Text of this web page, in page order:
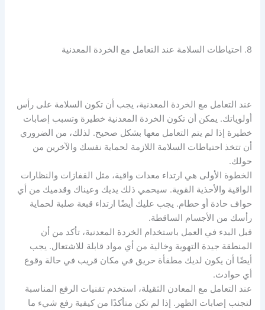
8. احتياطات السلامة عند التعامل مع الخردة المعدنية
عند التعامل مع الخردة المعدنية، يجب أن تكون السلامة على رأس
أولوياتك. يمكن أن تكون الخردة المعدنية خطيرة وتسبب إصابات
خطيرة إذا لم يتم التعامل معها بشكل صحيح. لذلك، من الضروري
أن تتخذ احتياطات السلامة اللازمة لحماية نفسك والآخرين من
حولك.
الخطوة الأولى هي ارتداء معدات واقية، مثل القفازات والنظارات
الواقية والأحذية القوية. سيحمي ذلك يديك وعيناك وقدميك من أي
حواف حادة أو حطام. يجب عليك أيضًا ارتداء قبعة صلبة لحماية
رأسك من الأجسام الساقطة.
قبل البدء في العمل باستخدام الخردة المعدنية، تأكد من أن
المنطقة جيدة التهوية وخالية من أي مواد قابلة للاشتعال. يجب
أيضًا أن يكون لديك مطفأة حريق في مكان قريب في حالة وقوع
أي حوادث.
عند التعامل مع المعادن الثقيلة، استخدم تقنيات الرفع المناسبة
لتجنب إصابات الظهر. إذا لم تكن متأكدًا من كيفية رفع شيء ما